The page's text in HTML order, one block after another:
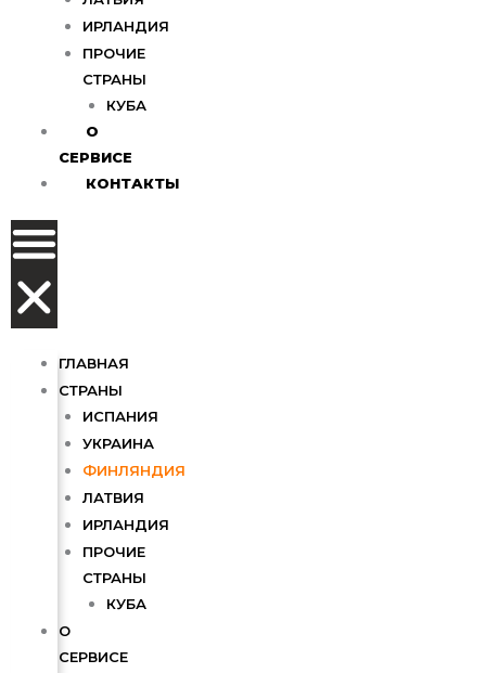
ИРЛАНДИЯ
ПРОЧИЕ
СТРАНЫ
КУБА
О
СЕРВИСЕ
КОНТАКТЫ
ГЛАВНАЯ
СТРАНЫ
ИСПАНИЯ
УКРАИНА
ФИНЛЯНДИЯ
ЛАТВИЯ
ИРЛАНДИЯ
ПРОЧИЕ
СТРАНЫ
КУБА
О
СЕРВИСЕ